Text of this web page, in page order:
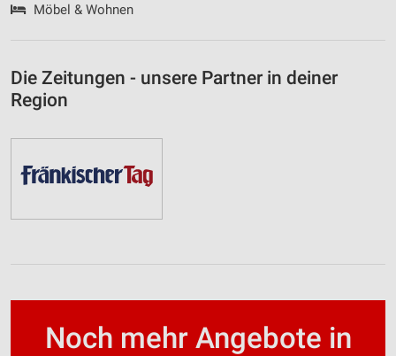
Möbel & Wohnen
Die Zeitungen - unsere Partner in deiner
Region
Noch mehr Angebote in